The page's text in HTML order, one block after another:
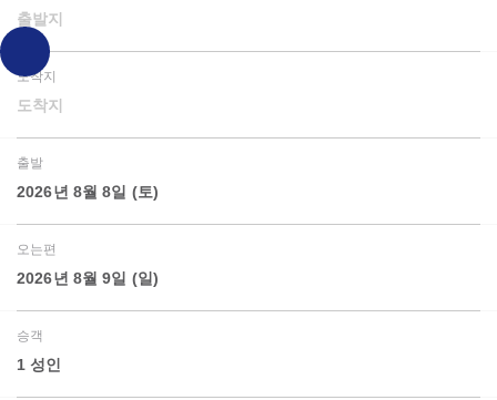
출발지
도착지
도착지
출발
2026년 8월 8일 (토)
오는편
2026년 8월 9일 (일)
승객
1 성인